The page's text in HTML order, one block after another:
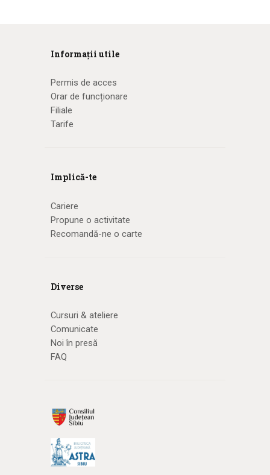
Informații utile
Permis de acces
Orar de funcționare
Filiale
Tarife
Implică-te
Cariere
Propune o activitate
Recomandă-ne o carte
Diverse
Cursuri & ateliere
Comunicate
Noi în presă
FAQ